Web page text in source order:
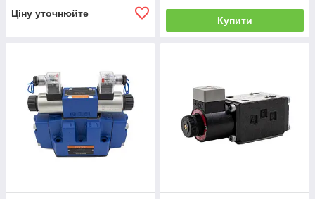
Ціну уточнюйте
Купити